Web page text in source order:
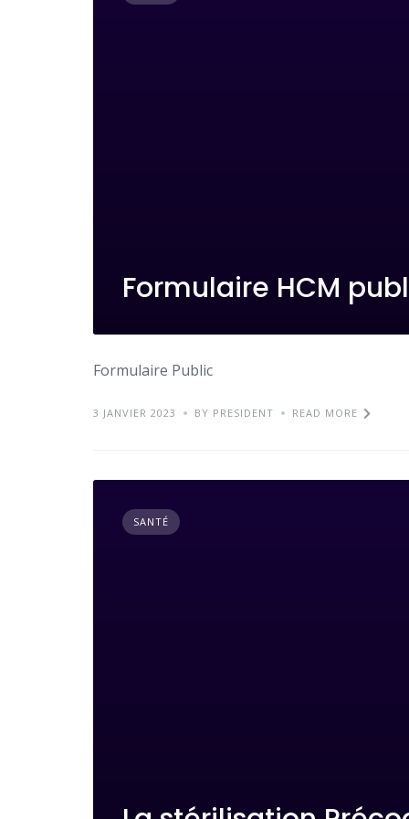
Formulaire HCM
Formulaire Public
3 JANVIER 2023 BY PRESIDENT READ MORE
SANTÉ